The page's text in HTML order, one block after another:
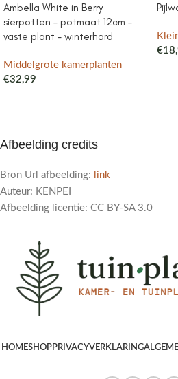
Ambella White in Berry
sierpotten – potmaat 12cm –
vaste plant – winterhard
Middelgrote kamerplanten
€32,99
€
Afbeelding credits
Bron Url afbeelding:
link
Auteur: KENPEI
Afbeelding licentie: CC BY-SA 3.0
HOMESHOPPRIVACYVERKLARING